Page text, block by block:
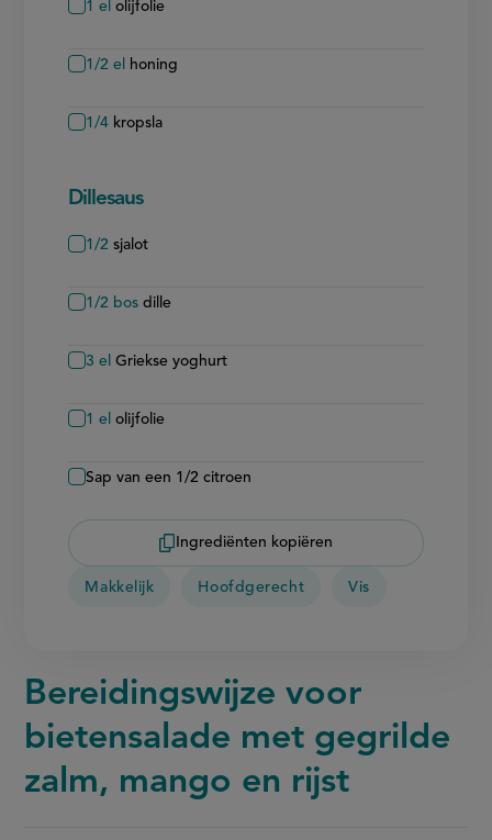
1 el olijfolie
1/2 el honing
1/4 kropsla
Dillesaus
1/2 sjalot
1/2 bos dille
3 el Griekse yoghurt
1 el olijfolie
Sap van een 1/2 citroen
Ingrediënten kopiëren
Makkelijk Hoofdgerecht Vis
Bereidingswijze voor
bietensalade met gegrilde
zalm, mango en rijst